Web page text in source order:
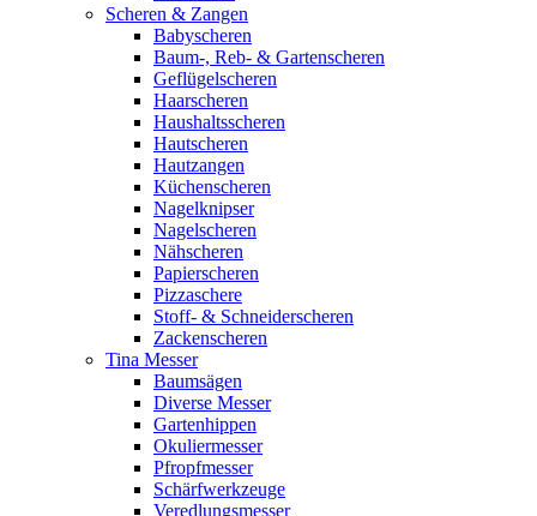
Scheren & Zangen
Babyscheren
Baum-, Reb- & Gartenscheren
Geflügelscheren
Haarscheren
Haushaltsscheren
Hautscheren
Hautzangen
Küchenscheren
Nagelknipser
Nagelscheren
Nähscheren
Papierscheren
Pizzaschere
Stoff- & Schneiderscheren
Zackenscheren
Tina Messer
Baumsägen
Diverse Messer
Gartenhippen
Okuliermesser
Pfropfmesser
Schärfwerkzeuge
Veredlungsmesser